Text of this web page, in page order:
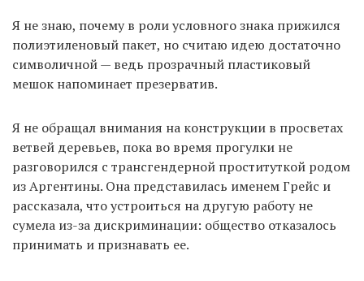
Я не знаю, почему в роли условного знака прижился
полиэтиленовый пакет, но считаю идею достаточно
символичной — ведь прозрачный пластиковый
мешок напоминает презерватив.
Я не обращал внимания на конструкции в просветах
ветвей деревьев, пока во время прогулки не
разговорился с трансгендерной проституткой родом
из Аргентины. Она представилась именем Грейс и
рассказала, что устроиться на другую работу не
сумела из-за дискриминации: общество отказалось
принимать и признавать ее.